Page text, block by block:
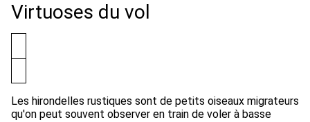
Virtuoses du vol
Les hirondelles rustiques sont de petits oiseaux migrateurs
qu'on peut souvent observer en train de voler à basse